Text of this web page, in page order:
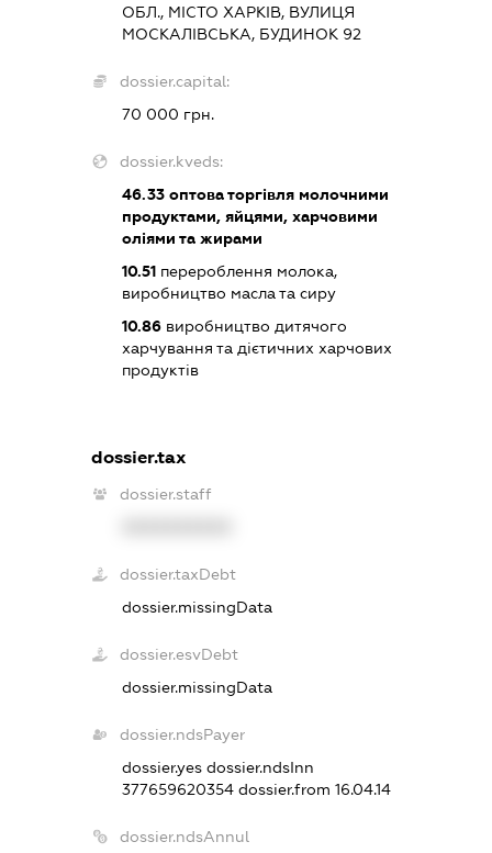
ОБЛ., МІСТО ХАРКІВ, ВУЛИЦЯ
МОСКАЛІВСЬКА, БУДИНОК 92
dossier.capital:
70 000 грн.
dossier.kveds:
46.33 оптова торгівля молочними
продуктами, яйцями, харчовими
оліями та жирами
10.51 перероблення молока,
виробництво масла та сиру
10.86 виробництво дитячого
харчування та дієтичних харчових
продуктів
dossier.tax
dossier.staff
dossier.taxDebt
dossier.missingData
dossier.esvDebt
dossier.missingData
dossier.ndsPayer
dossier.yesdossier.ndsInn
377659620354dossier.from 16.04.14
dossier.ndsAnnul